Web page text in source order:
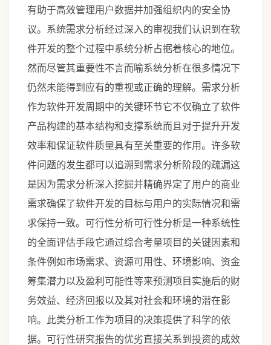
有助于高效管理用户数据并加强组织内的安全协
议。系统需求分析经过深入的审视我们认识到在软
件开发的整个过程中系统分析占据着核心的地位。
然而尽管其重要性不言而喻系统分析在很多情况下
仍然未能得到应有的重视或正确的理解。需求分析
作为软件开发周期中的关键环节它不仅确立了软件
产品构建的基本结构和支撑系统而且对于提升开发
效率和保证软件质量具有至关重要的作用。许多软
件问题的发生都可以追溯到需求分析阶段的疏漏这
是因为需求分析深入挖掘并精确界定了用户的商业
需求确保了软件开发的目标与用户的实际情况和需
求保持一致。可行性分析可行性分析是一种系统性
的全面评估手段它通过综合考量项目的关键因素和
条件例如市场需求、资源可用性、环境影响、资金
筹集潜力以及盈利可能性等来预测项目实施后的财
务效益、经济回报以及其对社会和环境的潜在影
响。此类分析工作为项目的决策提供了科学的依
据。可行性研究报告的优劣直接关系到投资的成效